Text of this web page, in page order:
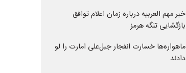
خبر مهم العربیه درباره زمان اعلام توافق
بازگشایی تنگه هرمز
ماهواره‌‌ها خسارت انفجار جبل‌علی امارت را لو
دادند